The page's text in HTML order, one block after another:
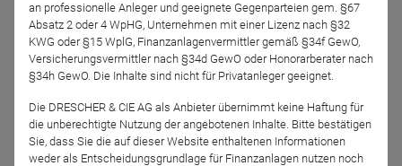
Nevena Schaller, CFA
J. Safra Sarasin
(Deutschland) GmbH
Benjamin Gränicher
J. Safra Sarasin
Moderation
an professionelle Anleger und geeignete Gegenparteien gem. §67
Absatz 2 oder 4 WpHG, Unternehmen mit einer Lizenz nach §32
KWG oder §15 WplG, Finanzanlagenvermittler gemäß §34f GewO,
Versicherungsvermittler nach §34d GewO oder Honorarberater nach
§34h GewO. Die Inhalte sind nicht für Privatanleger geeignet.
Die DRESCHER & CIE AG als Anbieter übernimmt keine Haftung für
die unberechtigte Nutzung der angebotenen Inhalte. Bitte bestätigen
Sie, dass Sie die auf dieser Website enthaltenen Informationen
weder als Entscheidungsgrundlage für Finanzanlagen nutzen noch